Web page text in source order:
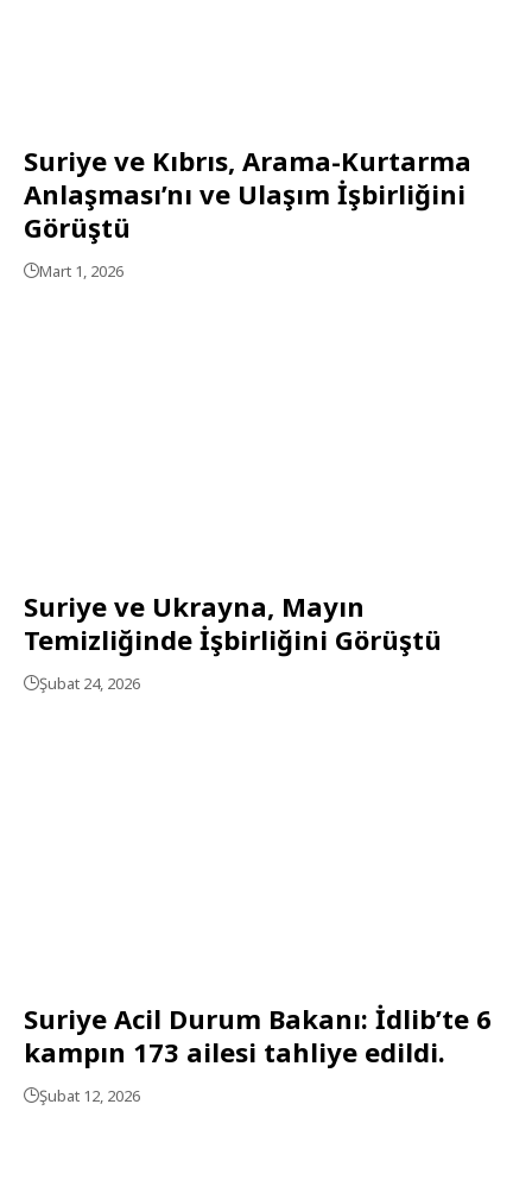
Suriye ve Kıbrıs, Arama-Kurtarma
Anlaşması’nı ve Ulaşım İşbirliğini
Görüştü
Mart 1, 2026
Suriye ve Ukrayna, Mayın
Temizliğinde İşbirliğini Görüştü
Şubat 24, 2026
Suriye Acil Durum Bakanı: İdlib’te 6
kampın 173 ailesi tahliye edildi.
Şubat 12, 2026